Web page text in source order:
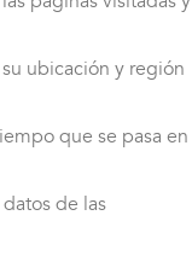
ubicación y región
que se pasa en
de las